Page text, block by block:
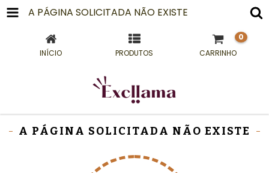
A PÁGINA SOLICITADA NÃO EXISTE
INÍCIO PRODUTOS CARRINHO
0
A PÁGINA SOLICITADA NÃO EXISTE